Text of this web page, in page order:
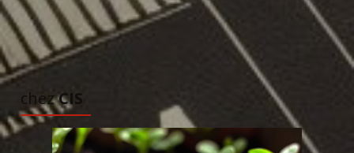
TOUS LES ARTICLES
À DÉCOUVRIR
chezCIS